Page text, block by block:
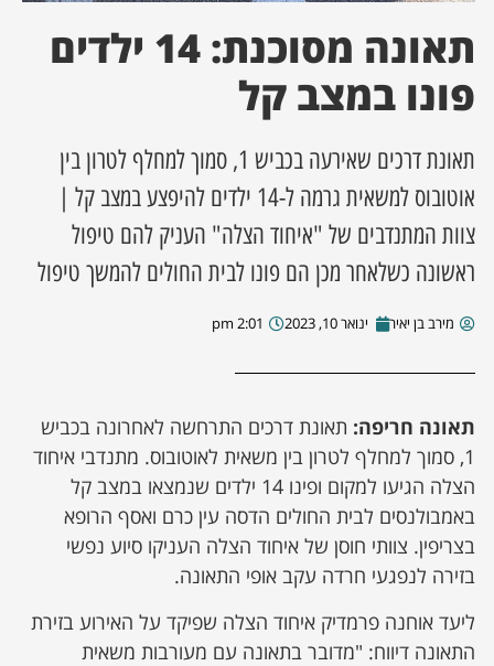
מסע מלחמה
השבוע
מקומית
עסקים
תאונה מסוכנת: 14 ילדים
פונו במצב קל
תאונת דרכים שאירעה בכביש 1, סמוך למחלף לטרון בין
אוטובוס למשאית גרמה ל-14 ילדים להיפצע במצב קל |
צוות המתנדבים של "איחוד הצלה" העניק להם טיפול
ראשונה כשלאחר מכן הם פונו לבית החולים להמשך טיפול
מירב בן יאיר ינואר 10, 2023 2:01 pm
תאונה חריפה: תאונת דרכים התרחשה לאחרונה בכביש
1, סמוך למחלף לטרון בין משאית לאוטובוס. מתנדבי איחוד
הצלה הגיעו למקום ופינו 14 ילדים שנמצאו במצב קל
באמבולנסים לבית החולים הדסה עין כרם ואסף הרופא
בצריפין. צוותי חוסן של איחוד הצלה העניקו סיוע נפשי
בזירה לנפגעי חרדה עקב אופי התאונה.
ליעד אוחנה פרמדיק איחוד הצלה שפיקד על האירוע בזירת
התאונה דיווח: "מדובר בתאונה עם מעורבות משאית